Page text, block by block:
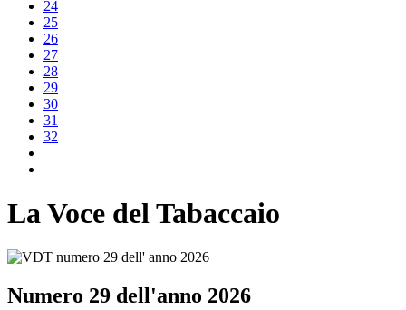
24
25
26
27
28
29
30
31
32
La Voce del Tabaccaio
Numero 29 dell'anno 2026